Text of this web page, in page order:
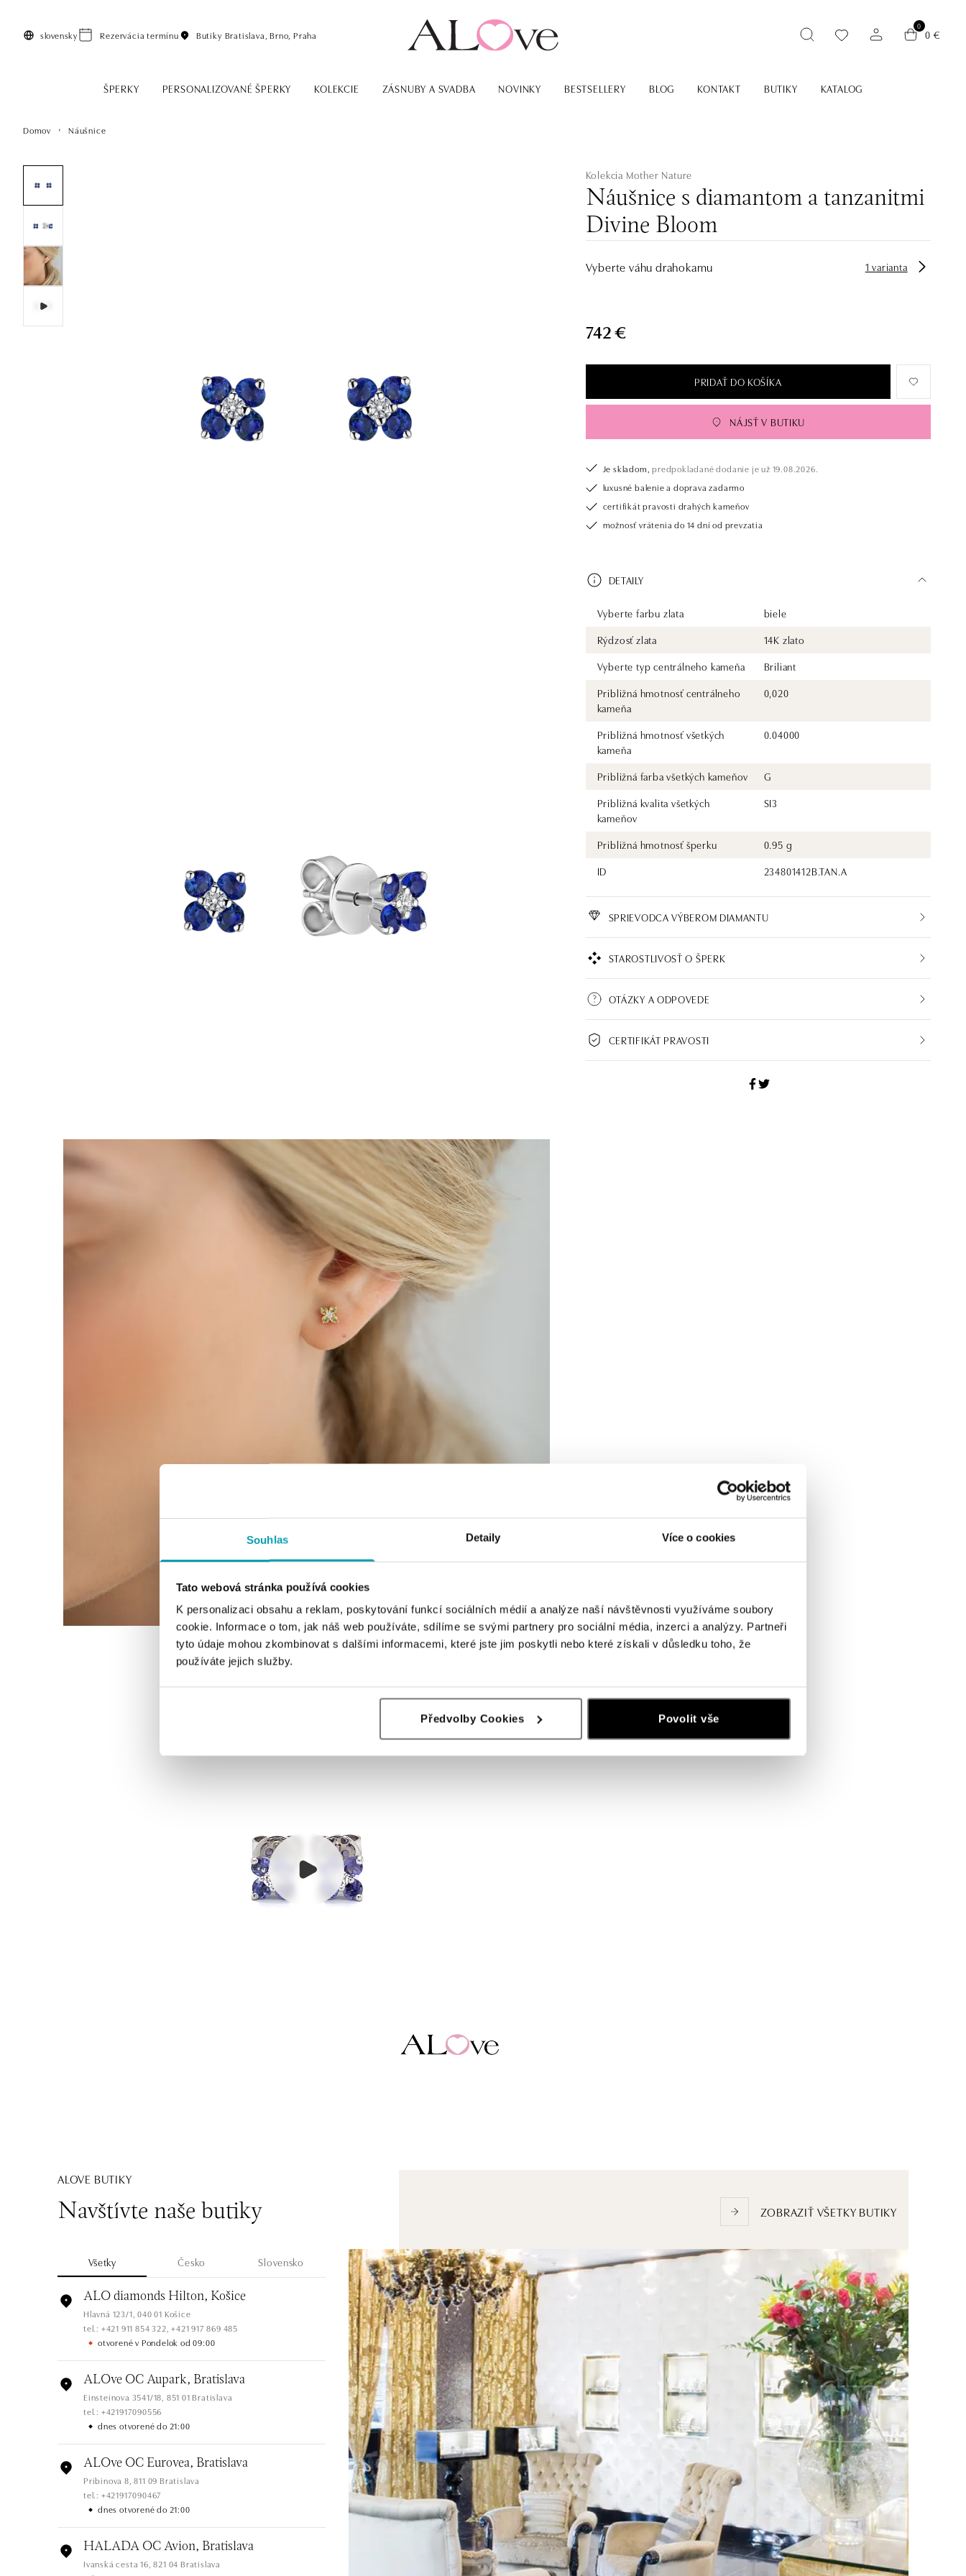
Souhlas Detaily Více o cookies
Tato webová stránka používá cookies
K personalizaci obsahu a reklam, poskytování funkcí sociálních médií a analýze naší návštěvnosti využíváme soubory
cookie. Informace o tom, jak náš web používáte, sdílíme se svými partnery pro sociální média, inzerci a analýzy. Partneři
tyto údaje mohou zkombinovat s dalšími informacemi, které jste jim poskytli nebo které získali v důsledku toho, že
používáte jejich služby.
Předvolby Cookies Povolit vše
slovensky Rezervácia termínu Butiky Bratislava, Brno, Praha
0
0 €
ŠPERKY PERSONALIZOVANÉ ŠPERKY KOLEKCIE ZÁSNUBY A SVADBA NOVINKY BESTSELLERY BLOG KONTAKT BUTIKY KATALOG
Domov Náušnice
Kolekcia Mother Nature
Náušnice s diamantom a tanzanitmi
Divine Bloom
Vyberte váhu drahokamu 1 varianta
742 €
PRIDAŤ DO KOŠÍKA
NÁJSŤ V BUTIKU
Je skladom, predpokladané dodanie je už 19.08.2026.
luxusné balenie a doprava zadarmo
certifikát pravosti drahých kameňov
možnosť vrátenia do 14 dní od prevzatia
DETAILY
Vyberte farbu zlata
biele
Rýdzosť zlata
14K zlato
Vyberte typ centrálneho kameňa
Briliant
Približná hmotnosť centrálneho
kameňa
0,020
Približná hmotnosť všetkých
kameňa
0.04000
Približná farba všetkých kameňov
G
Približná kvalita všetkých
kameňov
SI3
Približná hmotnosť šperku
0.95 g
ID
234801412B.TAN.A
SPRIEVODCA VÝBEROM DIAMANTU
STAROSTLIVOSŤ O ŠPERK
OTÁZKY A ODPOVEDE
CERTIFIKÁT PRAVOSTI
ALOVE BUTIKY
Navštívte naše butiky ZOBRAZIŤ VŠETKY BUTIKY
Všetky Česko Slovensko
ALO diamonds Hilton, Košice
Hlavná 123/1, 040 01 Košice
tel.: +421 911 854 322, +421 917 869 485
otvorené v Pondelok od 09:00
ALOve OC Aupark, Bratislava
Einsteinova 3541/18, 851 01 Bratislava
tel.: +421917090556
dnes otvorené do 21:00
ALOve OC Eurovea, Bratislava
Pribinova 8, 811 09 Bratislava
tel.: +421917090467
dnes otvorené do 21:00
HALADA OC Avion, Bratislava
Ivanská cesta 16, 821 04 Bratislava